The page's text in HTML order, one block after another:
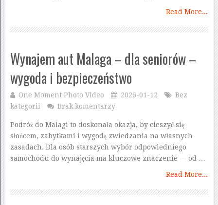
Read More...
Wynajem aut Malaga – dla seniorów –
wygoda i bezpieczeństwo
One Moment Photo Video 2026-01-12
Bez
kategorii
Brak komentarzy
Podróż do Malagi to doskonała okazja, by cieszyć się
słońcem, zabytkami i wygodą zwiedzania na własnych
zasadach. Dla osób starszych wybór odpowiedniego
samochodu do wynajęcia ma kluczowe znaczenie — od …
Read More...